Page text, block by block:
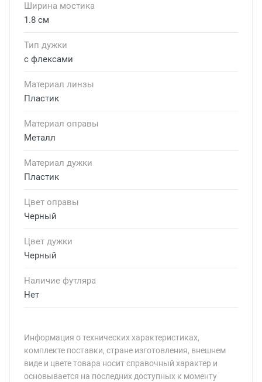
Ширина мостика
1.8 см
Тип дужки
с флексами
Материал линзы
Пластик
Материал оправы
Металл
Материал дужки
Пластик
Цвет оправы
Черный
Цвет дужки
Черный
Наличие футляра
Нет
Информация о технических характеристиках,
комплекте поставки, стране изготовления, внешнем
виде и цвете товара носит справочный характер и
основывается на последних доступных к моменту